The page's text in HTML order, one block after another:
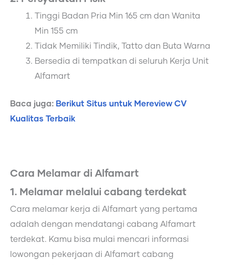
Tinggi Badan Pria Min 165 cm dan Wanita
Min 155 cm
Tidak Memiliki Tindik, Tatto dan Buta Warna
Bersedia di tempatkan di seluruh Kerja Unit
Alfamart
Baca juga: Berikut Situs untuk Mereview CV
Kualitas Terbaik
Cara Melamar di Alfamart
1. Melamar melalui cabang terdekat
Cara melamar kerja di Alfamart yang pertama
adalah dengan mendatangi cabang Alfamart
terdekat. Kamu bisa mulai mencari informasi
lowongan pekerjaan di Alfamart cabang